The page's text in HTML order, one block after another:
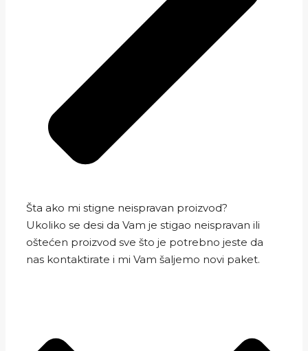
Šta ako mi stigne neispravan proizvod?
Ukoliko se desi da Vam je stigao neispravan ili
oštećen proizvod sve što je potrebno jeste da
nas kontaktirate i mi Vam šaljemo novi paket.